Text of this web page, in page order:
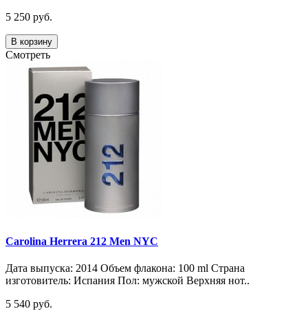
5 250 руб.
В корзину
Смотреть
Carolina Herrera 212 Men NYC
Дата выпуска: 2014 Объем флакона: 100 ml Страна
изготовитель: Испания Пол: мужской Верхняя нот..
5 540 руб.